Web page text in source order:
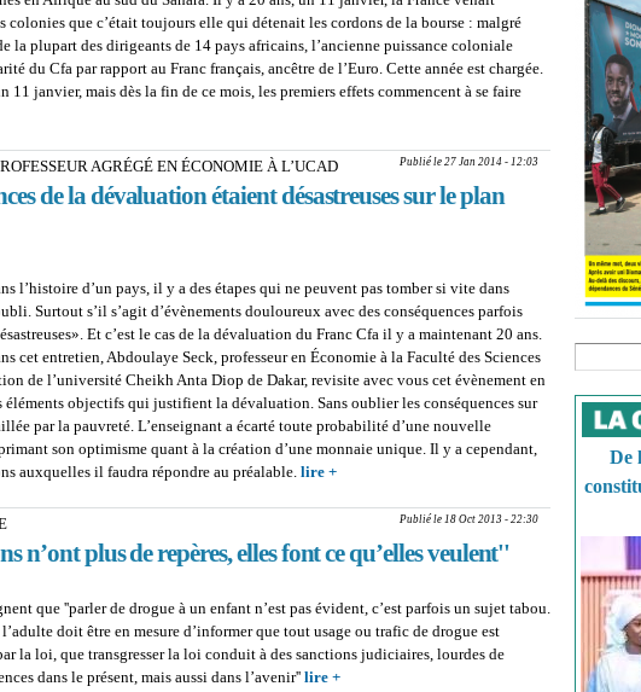
colonies que c’était toujours elle qui détenait les cordons de la bourse : malgré
la plupart des dirigeants de 14 pays africains, l’ancienne puissance coloniale
du Cfa par rapport au Franc français, ancêtre de l’Euro. Cette année est chargée.
11 janvier, mais dès la fin de ce mois, les premiers effets commencent à se faire
Publié le 27 Jan 2014 - 12:03
AGRÉGÉ EN ÉCONOMIE À L’UCAD
de la dévaluation étaient désastreuses sur le plan
l’histoire d’un pays, il y a des étapes qui ne peuvent pas tomber si vite dans
Surtout s’il s’agit d’évènements douloureux avec des conséquences parfois
Et c’est le cas de la dévaluation du Franc Cfa il y a maintenant 20 ans.
cet entretien, Abdoulaye Seck, professeur en Économie à la Faculté des Sciences
de l’université Cheikh Anta Diop de Dakar, revisite avec vous cet évènement en
éléments objectifs qui justifient la dévaluation. Sans oublier les conséquences sur
par la pauvreté. L’enseignant a écarté toute probabilité d’une nouvelle
son optimisme quant à la création d’une monnaie unique. Il y a cependant,
auxquelles il faudra répondre au préalable. lire +
ÉCONOMIE À L’UCAD : ''Les
conséquences de la dévaluation
étaient désastreuses sur le plan
Publié le 18 Oct 2013 - 22:30
n’ont plus de repères, elles font ce qu’elles veulent''
que ''parler de drogue à un enfant n’est pas évident, c’est parfois un sujet tabou.
doit être en mesure d’informer que tout usage ou trafic de drogue est
la loi, que transgresser la loi conduit à des sanctions judiciaires, lourdes de
dans le présent, mais aussi dans l’avenir'' lire +
De